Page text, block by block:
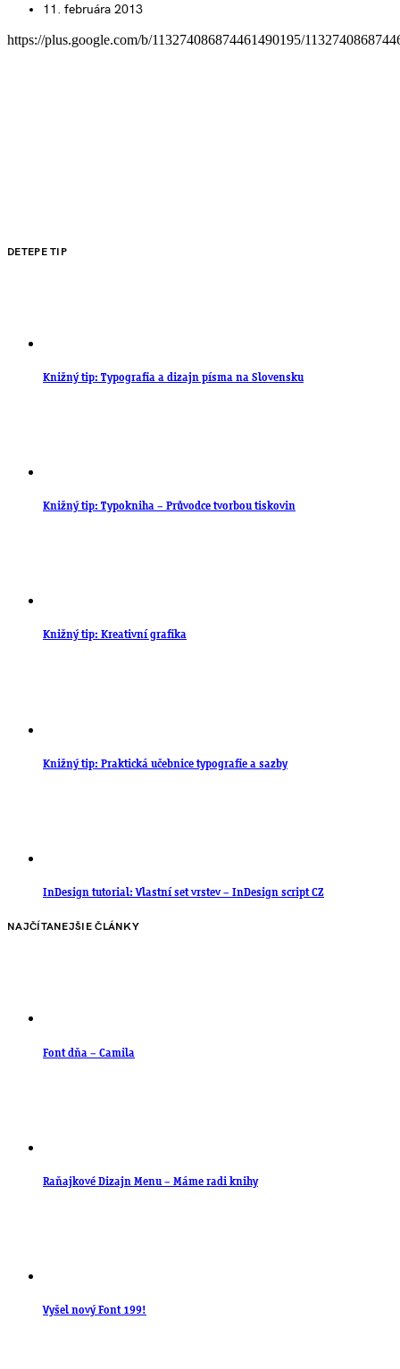
11. februára 2013
https://plus.google.com/b/113274086874461490195/
DETEPE TIP
Knižný tip: Typografia a dizajn písma na Slovensku
Knižný tip: Typokniha – Průvodce tvorbou tiskovin
Knižný tip: Kreativní grafika
Knižný tip: Praktická učebnice typografie a sazby
InDesign tutorial: Vlastní set vrstev – InDesign script CZ
NAJČÍTANEJŠIE ČLÁNKY
Font dňa – Camila
Raňajkové Dizajn Menu – Máme radi knihy
Vyšel nový Font 199!